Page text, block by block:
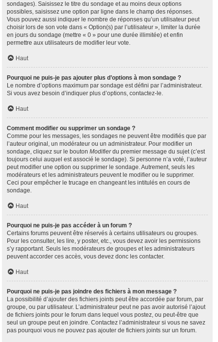
sondages). Saisissez le titre du sondage et au moins deux options
possibles, saisissez une option par ligne dans le champ des réponses.
Vous pouvez aussi indiquer le nombre de réponses qu’un utilisateur peut
choisir lors de son vote dans « Option(s) par l’utilisateur », limiter la durée
en jours du sondage (mettre « 0 » pour une durée illimitée) et enfin
permettre aux utilisateurs de modifier leur vote.
Haut
Pourquoi ne puis-je pas ajouter plus d’options à mon sondage ?
Le nombre d’options maximum par sondage est défini par l’administrateur.
Si vous avez besoin d’indiquer plus d’options, contactez-le.
Haut
Comment modifier ou supprimer un sondage ?
Comme pour les messages, les sondages ne peuvent être modifiés que par
l’auteur original, un modérateur ou un administrateur. Pour modifier un
sondage, cliquez sur le bouton Modifierdu premier message du sujet (c’est
toujours celui auquel est associé le sondage). Si personne n’a voté, l’auteur
peut modifier une option ou supprimer le sondage. Autrement, seuls les
modérateurs et les administrateurs peuvent le modifier ou le supprimer.
Ceci pour empêcher le trucage en changeant les intitulés en cours de
sondage.
Haut
Pourquoi ne puis-je pas accéder à un forum ?
Certains forums peuvent être réservés à certains utilisateurs ou groupes.
Pour les consulter, les lire, y poster, etc., vous devez avoir les permissions
s’y rapportant. Seuls les modérateurs de groupes et les administrateurs
peuvent accorder ces accès, vous devez donc les contacter.
Haut
Pourquoi ne puis-je pas joindre des fichiers à mon message ?
La possibilité d’ajouter des fichiers joints peut être accordée par forum, par
groupe, ou par utilisateur. L’administrateur peut ne pas avoir autorisé l’ajout
de fichiers joints pour le forum dans lequel vous postez, ou peut-être que
seul un groupe peut en joindre. Contactez l’administrateur si vous ne savez
pas pourquoi vous ne pouvez pas ajouter de fichiers joints sur un forum.